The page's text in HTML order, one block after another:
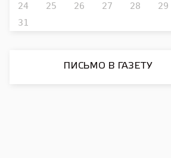
24
25 26 27 28 29
31
ПИСЬМО В ГАЗЕТУ